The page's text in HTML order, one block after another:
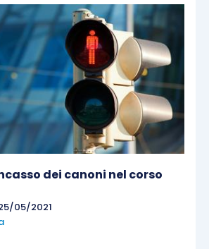
dei canoni nel corso
05/2021